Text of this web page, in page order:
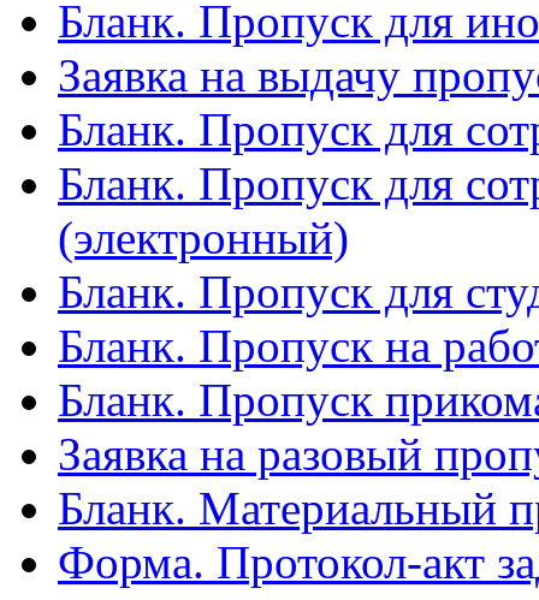
Бланк. Пропуск для
Заявка на выдачу
Бланк. Пропуск для
Бланк. Пропуск для
(электронный)
Бланк. Пропуск для
Бланк. Пропуск на
Бланк. Пропуск
Заявка на разовый
Бланк. Материальный
Форма. Протокол-акт